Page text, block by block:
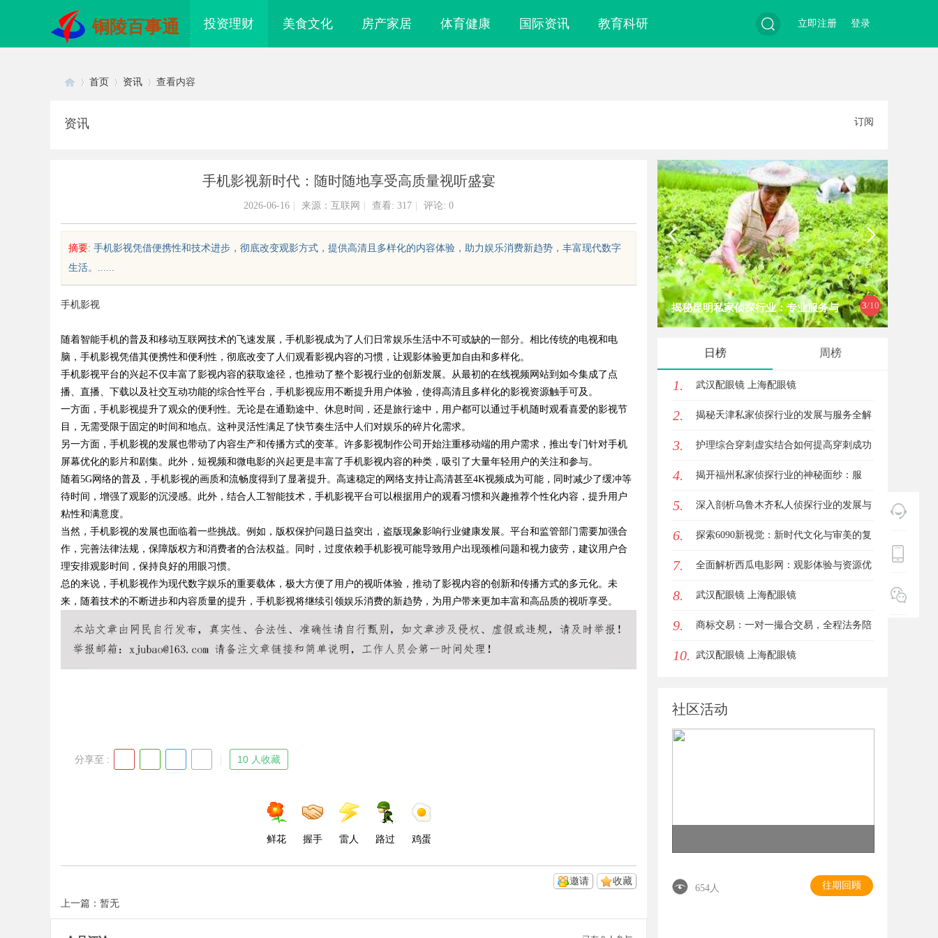
铜陵百事通 投资理财 美食文化 房产家居 体育健康 国际资讯 教育科研
索
登录
立即注册
uz
!
首页 资讯 查看内容
资讯 订阅
手机影视新时代：随时随地享受高质量视听盛宴
2026-06-16 来源：互联网 查看: 317 评论: 0
摘要: 手机影视凭借便携性和技术进步，彻底改变观影方式，提供高清且多样化的内容体验，助力娱乐消费新趋势，丰富现代数字
生活。......
手机影视
随着智能手机的普及和移动互联网技术的飞速发展，手机影视成为了人们日常娱乐生活中不可或缺的一部分。相比传统的电视和电
脑，手机影视凭借其便携性和便利性，彻底改变了人们观看影视内容的习惯，让观影体验更加自由和多样化。
手机影视平台的兴起不仅丰富了影视内容的获取途径，也推动了整个影视行业的创新发展。从最初的在线视频网站到如今集成了点
播、直播、下载以及社交互动功能的综合性平台，手机影视应用不断提升用户体验，使得高清且多样化的影视资源触手可及。
一方面，手机影视提升了观众的便利性。无论是在通勤途中、休息时间，还是旅行途中，用户都可以通过手机随时观看喜爱的影视节
目，无需受限于固定的时间和地点。这种灵活性满足了快节奏生活中人们对娱乐的碎片化需求。
另一方面，手机影视的发展也带动了内容生产和传播方式的变革。许多影视制作公司开始注重移动端的用户需求，推出专门针对手机
屏幕优化的影片和剧集。此外，短视频和微电影的兴起更是丰富了手机影视内容的种类，吸引了大量年轻用户的关注和参与。
随着5G网络的普及，手机影视的画质和流畅度得到了显著提升。高速稳定的网络支持让高清甚至4K视频成为可能，同时减少了缓冲等
待时间，增强了观影的沉浸感。此外，结合人工智能技术，手机影视平台可以根据用户的观看习惯和兴趣推荐个性化内容，提升用户
粘性和满意度。
当然，手机影视的发展也面临着一些挑战。例如，版权保护问题日益突出，盗版现象影响行业健康发展。平台和监管部门需要加强合
作，完善法律法规，保障版权方和消费者的合法权益。同时，过度依赖手机影视可能导致用户出现颈椎问题和视力疲劳，建议用户合
理安排观影时间，保持良好的用眼习惯。
总的来说，手机影视作为现代数字娱乐的重要载体，极大方便了用户的视听体验，推动了影视内容的创新和传播方式的多元化。未
来，随着技术的不断进步和内容质量的提升，手机影视将继续引领娱乐消费的新趋势，为用户带来更加丰富和高品质的视听享受。
分享至 : 10 人收藏
鲜花 握手 雷人 路过 鸡蛋
收藏
邀请
上一篇：暂无
3/10
家侦探：揭秘现代城市的隐秘
师如何守住车间里的“Know-how”
揭秘昆明私家侦探行业：专业服务与
日榜 周榜
1. 武汉配眼镜 上海配眼镜
2. 揭秘天津私家侦探行业的发展与服务全解
析
3. 护理综合穿刺虚实结合如何提高穿刺成功
率？立方幻境给出答案
4. 揭开福州私家侦探行业的神秘面纱：服
务、优势与法律解析
5. 深入剖析乌鲁木齐私人侦探行业的发展与
应用现状
6. 探索6090新视觉：新时代文化与审美的复
兴与创新
7. 全面解析西瓜电影网：观影体验与资源优
势深度探讨
8. 武汉配眼镜 上海配眼镜
9. 商标交易：一对一撮合交易，全程法务陪
同签约
10. 武汉配眼镜 上海配眼镜
社区活动
654人 往期回顾